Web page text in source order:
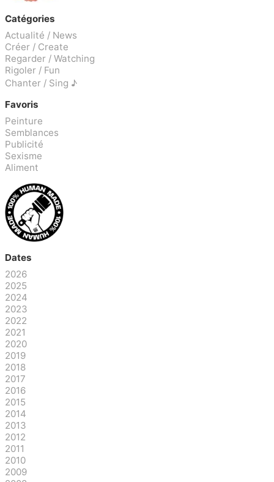
Catégories
Actualité / News
Créer / Create
Regarder / Watching
Rigoler / Fun
Chanter / Sing ♪
Favoris
Peinture
Semblances
Publicité
Sexisme
Aliment
Dates
2026
2025
2024
2023
2022
2021
2020
2019
2018
2017
2016
2015
2014
2013
2012
2011
2010
2009